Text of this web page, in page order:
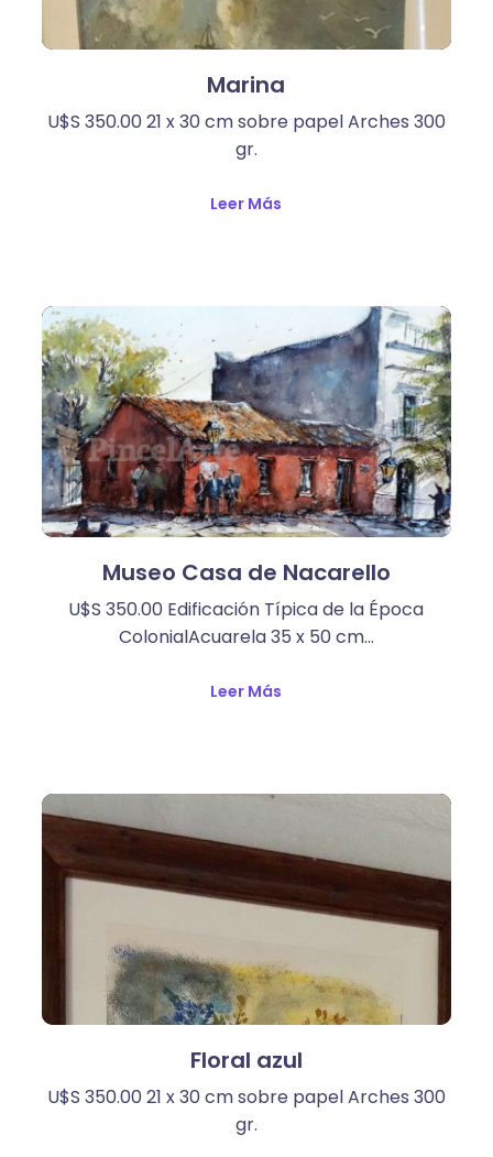
Marina
U$S 350.00 21 x 30 cm sobre papel Arches 300
gr.
Leer Más
Museo Casa de Nacarello
U$S 350.00 Edificación Típica de la Época
ColonialAcuarela 35 x 50 cm…
Leer Más
Floral azul
U$S 350.00 21 x 30 cm sobre papel Arches 300
gr.